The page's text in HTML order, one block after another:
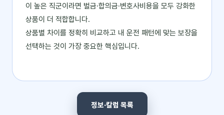
이 높은 직군이라면 벌금·합의금·변호사비용을 모두 강화한
상품이 더 적합합니다.
상품별 차이를 정확히 비교하고 내 운전 패턴에 맞는 보장을
선택하는 것이 가장 중요한 핵심입니다.
정보·칼럼 목록